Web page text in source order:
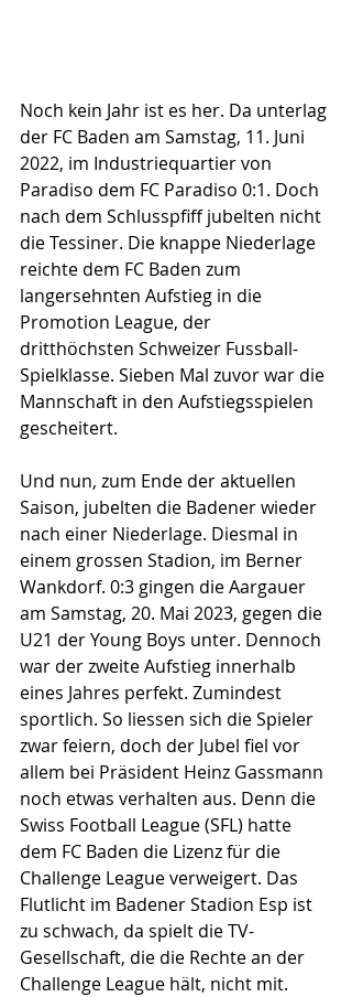
Noch kein Jahr ist es her. Da unterlag
der FC Baden am Samstag, 11. Juni
2022, im Industriequartier von
Paradiso dem FC Paradiso 0:1. Doch
nach dem Schlusspfiff jubelten nicht
die Tessiner. Die knappe Niederlage
reichte dem FC Baden zum
langersehnten Aufstieg in die
Promotion League, der
dritthöchsten Schweizer Fussball-
Spielklasse. Sieben Mal zuvor war die
Mannschaft in den Aufstiegsspielen
gescheitert.
Und nun, zum Ende der aktuellen
Saison, jubelten die Badener wieder
nach einer Niederlage. Diesmal in
einem grossen Stadion, im Berner
Wankdorf. 0:3 gingen die Aargauer
am Samstag, 20. Mai 2023, gegen die
U21 der Young Boys unter. Dennoch
war der zweite Aufstieg innerhalb
eines Jahres perfekt. Zumindest
sportlich. So liessen sich die Spieler
zwar feiern, doch der Jubel fiel vor
allem bei Präsident Heinz Gassmann
noch etwas verhalten aus. Denn die
Swiss Football League (SFL) hatte
dem FC Baden die Lizenz für die
Challenge League verweigert. Das
Flutlicht im Badener Stadion Esp ist
zu schwach, da spielt die TV-
Gesellschaft, die die Rechte an der
Challenge League hält, nicht mit.